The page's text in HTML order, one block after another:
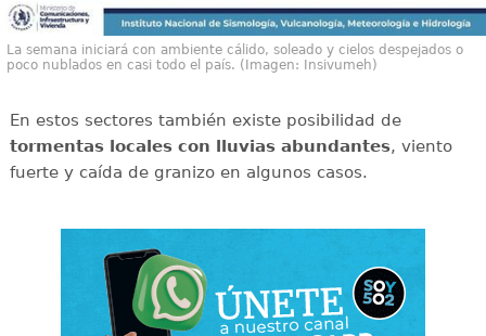
La semana iniciará con ambiente cálido, soleado y cielos despejados o
poco nublados en casi todo el país. (Imagen: Insivumeh)
En estos sectores también existe posibilidad de
tormentas locales con lluvias abundantes, viento
fuerte y caída de granizo en algunos casos.